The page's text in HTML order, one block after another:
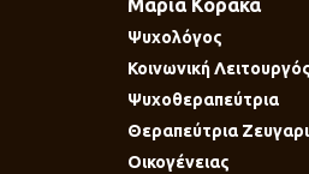
Μαρία Κορακά
Ψυχολόγος
Κοινωνική Λειτουργός
Ψυχοθεραπεύτρια
Θεραπεύτρια
Οικογένειας